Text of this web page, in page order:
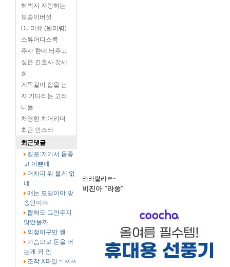
허벅지 자랑하는
보송이버섯
DJ 미유 (원미령)
스튜어디스룩
주사 한대 놔주고
싶은 간호사 갓세
희
개목걸이 잡을 남
자 기다리는 고라
니율
차영현 치어리더
최근 인스타
최근댓글
킬포:저기서 몸좋
고 이쁜애
어차피 뭐 볼게 없
네
얘는 모델이야 방
송인이야
뽑혀도 그만두지
않았을까.
의젖이구만 뭘
가슴으로 돈을 버
는게 죄 인
조작 X파일 ~ ㅉㅉ
라라랄라ㄹ~
비진아 "라쏭"